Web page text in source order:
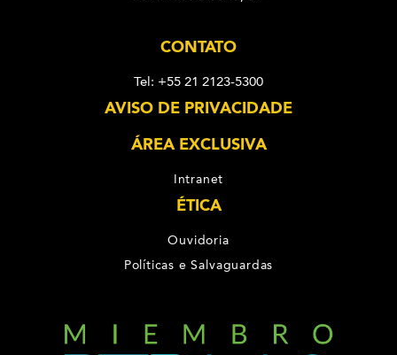
CONTATO
Tel: +55 21 2123-5300
AVISO DE PRIVACIDADE
ÁREA EXCLUSIVA
Intranet
ÉTICA
Ouvidoria
Políticas e Salvaguardas